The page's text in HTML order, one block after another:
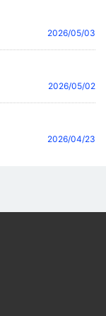
2026/05/03
2026/05/02
2026/04/23